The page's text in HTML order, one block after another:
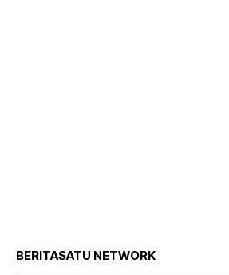
BERITASATU NETWORK